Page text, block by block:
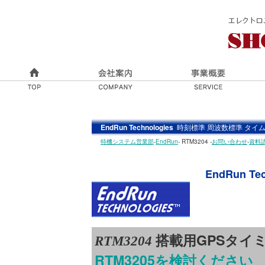
EndRun Technologiesj時刻標準 周波数標準 タイ
特機システム営業部-EndRun- RTM3204 -お問い合わせ-資料
EndRun
RTM3204 搭載用GPSタイ
RTM3205を検討ください